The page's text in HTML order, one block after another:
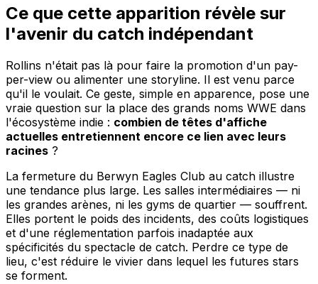
Ce que cette apparition révèle sur
l'avenir du catch indépendant
Rollins n'était pas là pour faire la promotion d'un pay-
per-view ou alimenter une storyline. Il est venu parce
qu'il le voulait. Ce geste, simple en apparence, pose une
vraie question sur la place des grands noms WWE dans
l'écosystème indie : combien de têtes d'affiche
actuelles entretiennent encore ce lien avec leurs
racines ?
La fermeture du Berwyn Eagles Club au catch illustre
une tendance plus large. Les salles intermédiaires — ni
les grandes arènes, ni les gyms de quartier — souffrent.
Elles portent le poids des incidents, des coûts logistiques
et d'une réglementation parfois inadaptée aux
spécificités du spectacle de catch. Perdre ce type de
lieu, c'est réduire le vivier dans lequel les futures stars
se forment.